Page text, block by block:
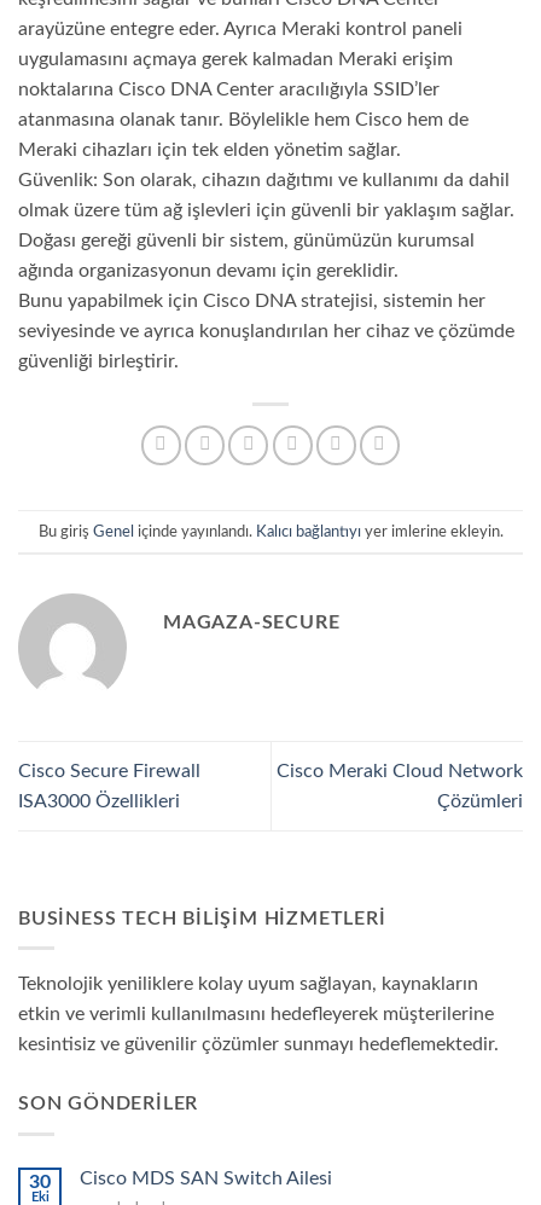
arayüzüne entegre eder. Ayrıca Meraki kontrol paneli
uygulamasını açmaya gerek kalmadan Meraki erişim
noktalarına Cisco DNA Center aracılığıyla SSID’ler
atanmasına olanak tanır. Böylelikle hem Cisco hem de
Meraki cihazları için tek elden yönetim sağlar.
Güvenlik: Son olarak, cihazın dağıtımı ve kullanımı da dahil
olmak üzere tüm ağ işlevleri için güvenli bir yaklaşım sağlar.
Doğası gereği güvenli bir sistem, günümüzün kurumsal
ağında organizasyonun devamı için gereklidir.
Bunu yapabilmek için Cisco DNA stratejisi, sistemin her
seviyesinde ve ayrıca konuşlandırılan her cihaz ve çözümde
güvenliği birleştirir.
Bu giriş Genel içinde yayınlandı. Kalıcı bağlantıyıyer imlerine ekleyin.
MAGAZA-SECURE
Cisco Secure Firewall
ISA3000 Özellikleri
Cisco Meraki Cloud Network
Çözümleri
BUSINESS TECH BILIŞIM HIZMETLERI
Teknolojik yeniliklere kolay uyum sağlayan, kaynakların
etkin ve verimli kullanılmasını hedefleyerek müşterilerine
kesintisiz ve güvenilir çözümler sunmayı hedeflemektedir.
SON GÖNDERILER
30
Eki
Cisco MDS SAN Switch Ailesi